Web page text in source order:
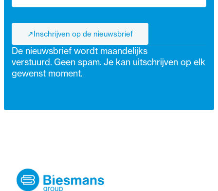
↗
↗
Inschrijven op de nieuwsbrief
De nieuwsbrief wordt maandelijks
verstuurd. Geen spam. Je kan uitschrijven op elk
gewenst moment.